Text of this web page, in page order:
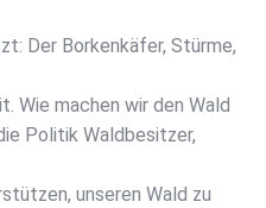
Der Borkenkäfer, Stürme,
Wie machen wir den Wald
Politik Waldbesitzer,
unseren Wald zu